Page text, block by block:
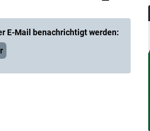
E-Mail benachrichtigt werden: